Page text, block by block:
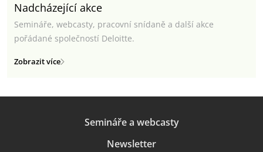
Nadcházející akce
Semináře, webcasty, pracovní snídaně a další akce
pořádané společností Deloitte.
Zobrazit více
Semináře a webcasty
Newsletter